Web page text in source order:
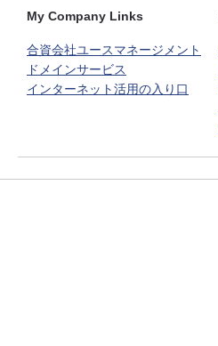
My Company Links
合資会社ユースマネージメント
ドメインサービス
インターネット活用の入り口